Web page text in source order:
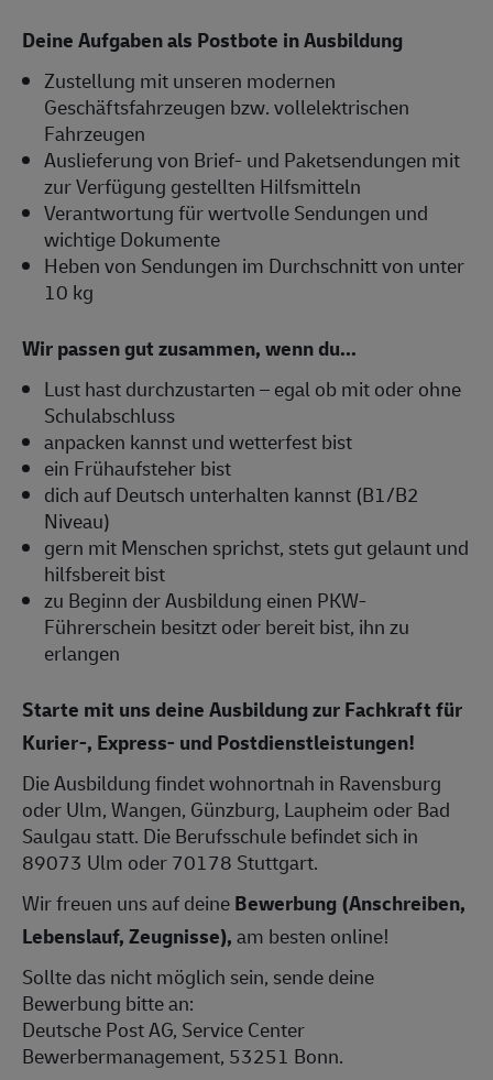
Deine Aufgaben als Postbote in Ausbildung
Zustellung mit unseren modernen
Geschäftsfahrzeugen bzw. vollelektrischen
Fahrzeugen
Auslieferung von Brief- und Paketsendungen mit
zur Verfügung gestellten Hilfsmitteln
Verantwortung für wertvolle Sendungen und
wichtige Dokumente
Heben von Sendungen im Durchschnitt von unter
10 kg
Wir passen gut zusammen, wenn du...
Lust hast durchzustarten – egal ob mit oder ohne
Schulabschluss
anpacken kannst und wetterfest bist
ein Frühaufsteher bist
dich auf Deutsch unterhalten kannst (B1/B2
Niveau)
gern mit Menschen sprichst, stets gut gelaunt und
hilfsbereit bist
zu Beginn der Ausbildung einen PKW-
Führerschein besitzt oder bereit bist, ihn zu
erlangen
Starte mit uns deine Ausbildung zur Fachkraft für
Kurier-, Express- und Postdienstleistungen!
Die Ausbildung findet wohnortnah in Ravensburg
oder Ulm, Wangen, Günzburg, Laupheim oder Bad
Saulgau statt. Die Berufsschule befindet sich in
89073 Ulm oder 70178 Stuttgart.
Wir freuen uns auf deineBewerbung (Anschreiben,
Lebenslauf, Zeugnisse),am besten online!
Sollte das nicht möglich sein, sende deine
Bewerbung bitte an:
Deutsche Post AG, Service Center
Bewerbermanagement, 53251 Bonn.